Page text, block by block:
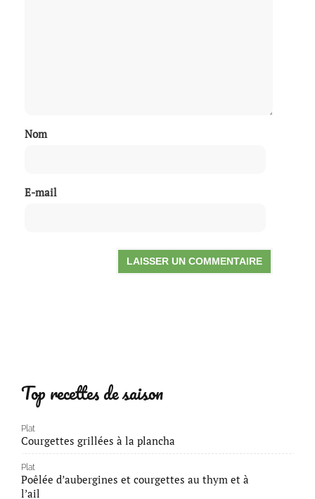
Nom
E-mail
Top recettes de saison
Plat
Courgettes grillées à la plancha
Plat
Poêlée d’aubergines et courgettes au thym et à
l’ail